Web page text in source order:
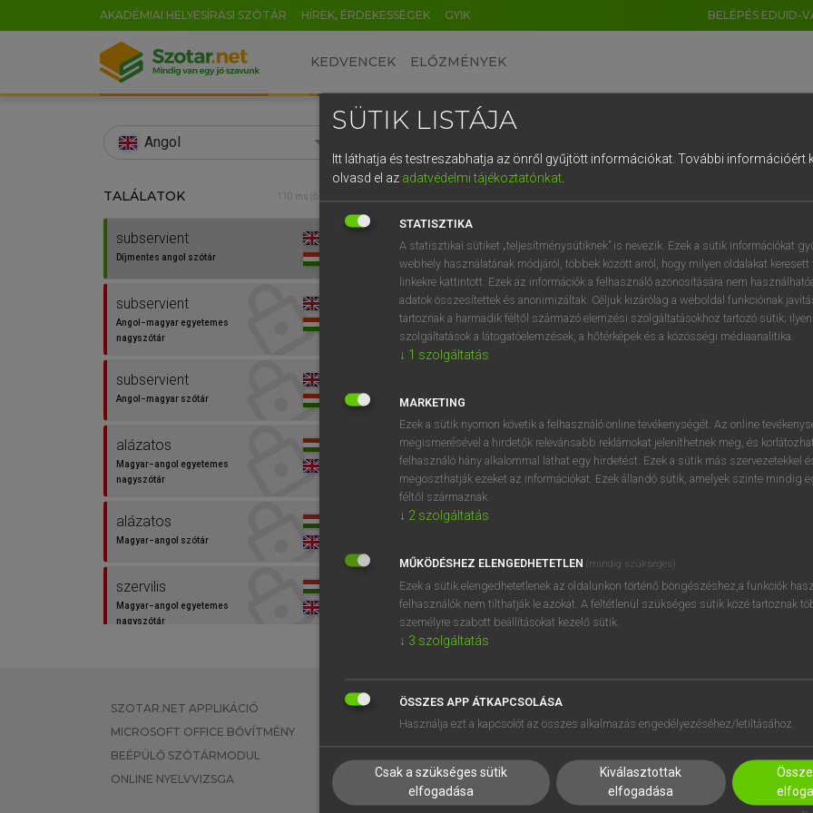
AKADÉMIAI HELYESÍRÁSI SZÓTÁR HÍREK, ÉRDEKESSÉGEK GYIK BELÉPÉS EDUID-
KEDVENCEK ELŐZMÉNYEK
Angol
TALÁLATOK 110 ms (6 db)
subservient
Díjmentes angol szótár
subservient
Angol−magyar egyetemes
nagyszótár
subservient
Angol−magyar szótár
alázatos
Magyar−angol egyetemes
nagyszótár
alázatos
Magyar−angol szótár
szervilis
Magyar−angol egyetemes
nagyszótár
Díjmentes angol szótár
subservient mn
szolgai
engedelmes
alázatos
alárendelt (vmnek)
SZOTAR.NET APPLIKÁCIÓ
MICROSOFT OFFICE BŐVÍTMÉNY
BEÉPÜLŐ SZÓTÁRMODUL
ONLINE NYELVVIZSGA
EGYÉNI FELHASZNÁLÓKNAK
TANULÓKNAK
VÁLLALATI MEGOLDÁSOK
SÚGÓ
RÓLUNK
SÜTI BEÁLLÍTÁSOK
SÜTIK LISTÁJA
Itt láthatja és testreszabhatja az önről gyűjtött információkat. További információért
olvasd el az adatvédelmi tájékoztatónkat.
STATISZTIKA
A statisztikai sütiket „teljesítménysütiknek” is nevezik. Ezek a sütik információkat
webhely használatának módjáról, többek között arról, hogy milyen oldalakat keresett
linkekre kattintott. Ezek az információk a felhasználó azonosítására nem
adatok összesítettek és anonimizáltak. Céljuk kizárólag a weboldal funkcióinak
tartoznak a harmadik féltől származó elemzési szolgáltatásokhoz tartozó sütik;
szolgáltatások a látogatóelemzések, a hőtérképek és a közösségi médiaanalitika.
↓ 1 szolgáltatás
MARKETING
Ezek a sütik nyomon követik a felhasználó online tevékenységét. Az online
megismerésével a hirdetők relevánsabb reklámokat jeleníthetnek meg, és
felhasználó hány alkalommal láthat egy hirdetést. Ezek a sütik más szervezetekkel
megoszthatják ezeket az információkat. Ezek állandó sütik, amelyek szinte mindig
féltől származnak.
↓ 2 szolgáltatás
MŰKÖDÉSHEZ ELENGEDHETETLEN (mindig szükséges)
Ezek a sütik elengedhetetlenek az oldalunkon történő böngészéshez,a funkciók
felhasználók nem tilthatják le azokat. A feltétlenül szükséges sütik közé tartoznak
személyre szabott beállításokat kezelő sütik.
↓ 3 szolgáltatás
ÖSSZES APP ÁTKAPCSOLÁSA
Használja ezt a kapcsolót az összes alkalmazás engedélyezéséhez/letiltásához.
Csak a szükséges sütik
elfogadása
Kiválasztottak
elfogadása
EN HU DE CN FR ES IT NL
0 1 2 3 4 5 6 7 8 9
q w e r t z u i
a s d f g h j k l é
í y x c v b n m , .